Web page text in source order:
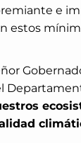
e
estos